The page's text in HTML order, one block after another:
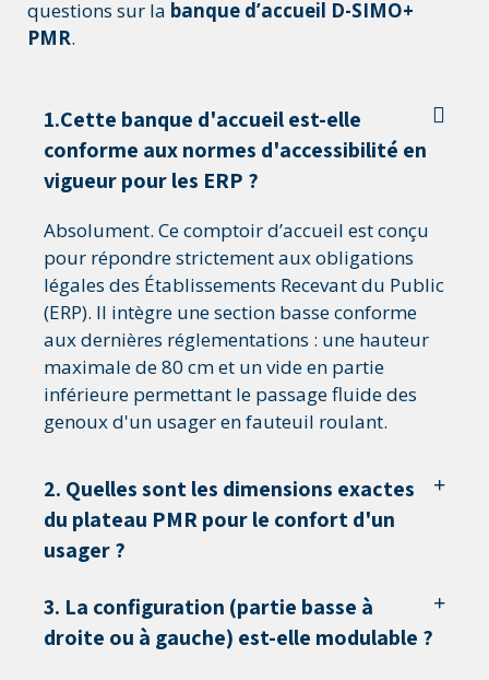
questions sur la banque d’accueil D-SIMO+
PMR.
1.Cette banque d'accueil est-elle
conforme aux normes d'accessibilité en
vigueur pour les ERP ?
Absolument. Ce comptoir d’accueil est conçu
pour répondre strictement aux obligations
légales des Établissements Recevant du Public
(ERP). Il intègre une section basse conforme
aux dernières réglementations : une hauteur
maximale de 80 cm et un vide en partie
inférieure permettant le passage fluide des
genoux d'un usager en fauteuil roulant.
2. Quelles sont les dimensions exactes
du plateau PMR pour le confort d'un
usager ?
3. La configuration (partie basse à
droite ou à gauche) est-elle modulable ?